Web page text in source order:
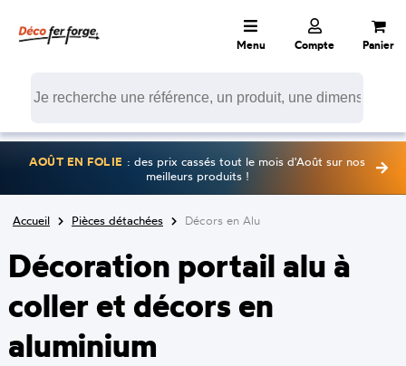
Menu Compte Panier
AOÛT EN FOLIE : des prix cassés tout le mois d'Août sur nos
meilleurs produits !
Accueil Pièces détachées Décors en Alu
Décoration portail alu à
coller et décors en
aluminium